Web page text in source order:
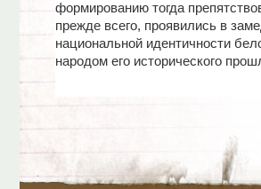
формированию тогда
прежде всего, проявились в
национальной идентичности
народом его исторического